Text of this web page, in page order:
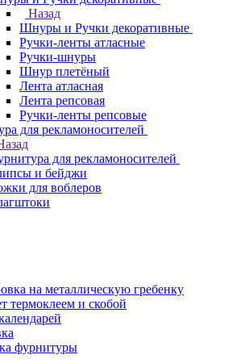
Назад
Шнуры и Ручки декоративные
Ручки-ленты атласные
Ручки-шнуры
Шнур плетёный
Лента атласная
Лента репсовая
Ручки-ленты репсовые
для рекламоносителей
для рекламоносителей
и бeйджи
для воблеров
на металлическую гребенку
термоклеем и скобой
фурнитуры